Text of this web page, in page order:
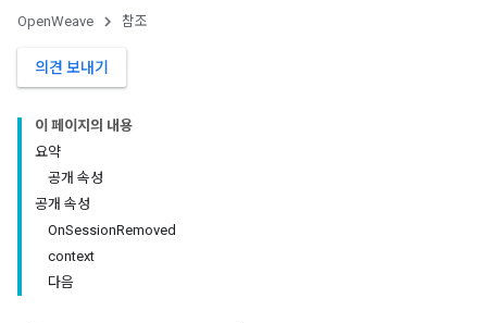
OpenWeave 참조
의견 보내기
이 페이지의 내용
요약
공개 속성
공개 속성
OnSessionRemoved
context
다음